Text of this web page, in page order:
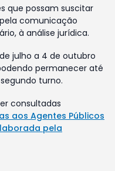
que possam suscitar
comunicação
à análise jurídica.
julho a 4 de outubro
permanecer até
turno.
consultadas
aos Agentes Públicos
pela